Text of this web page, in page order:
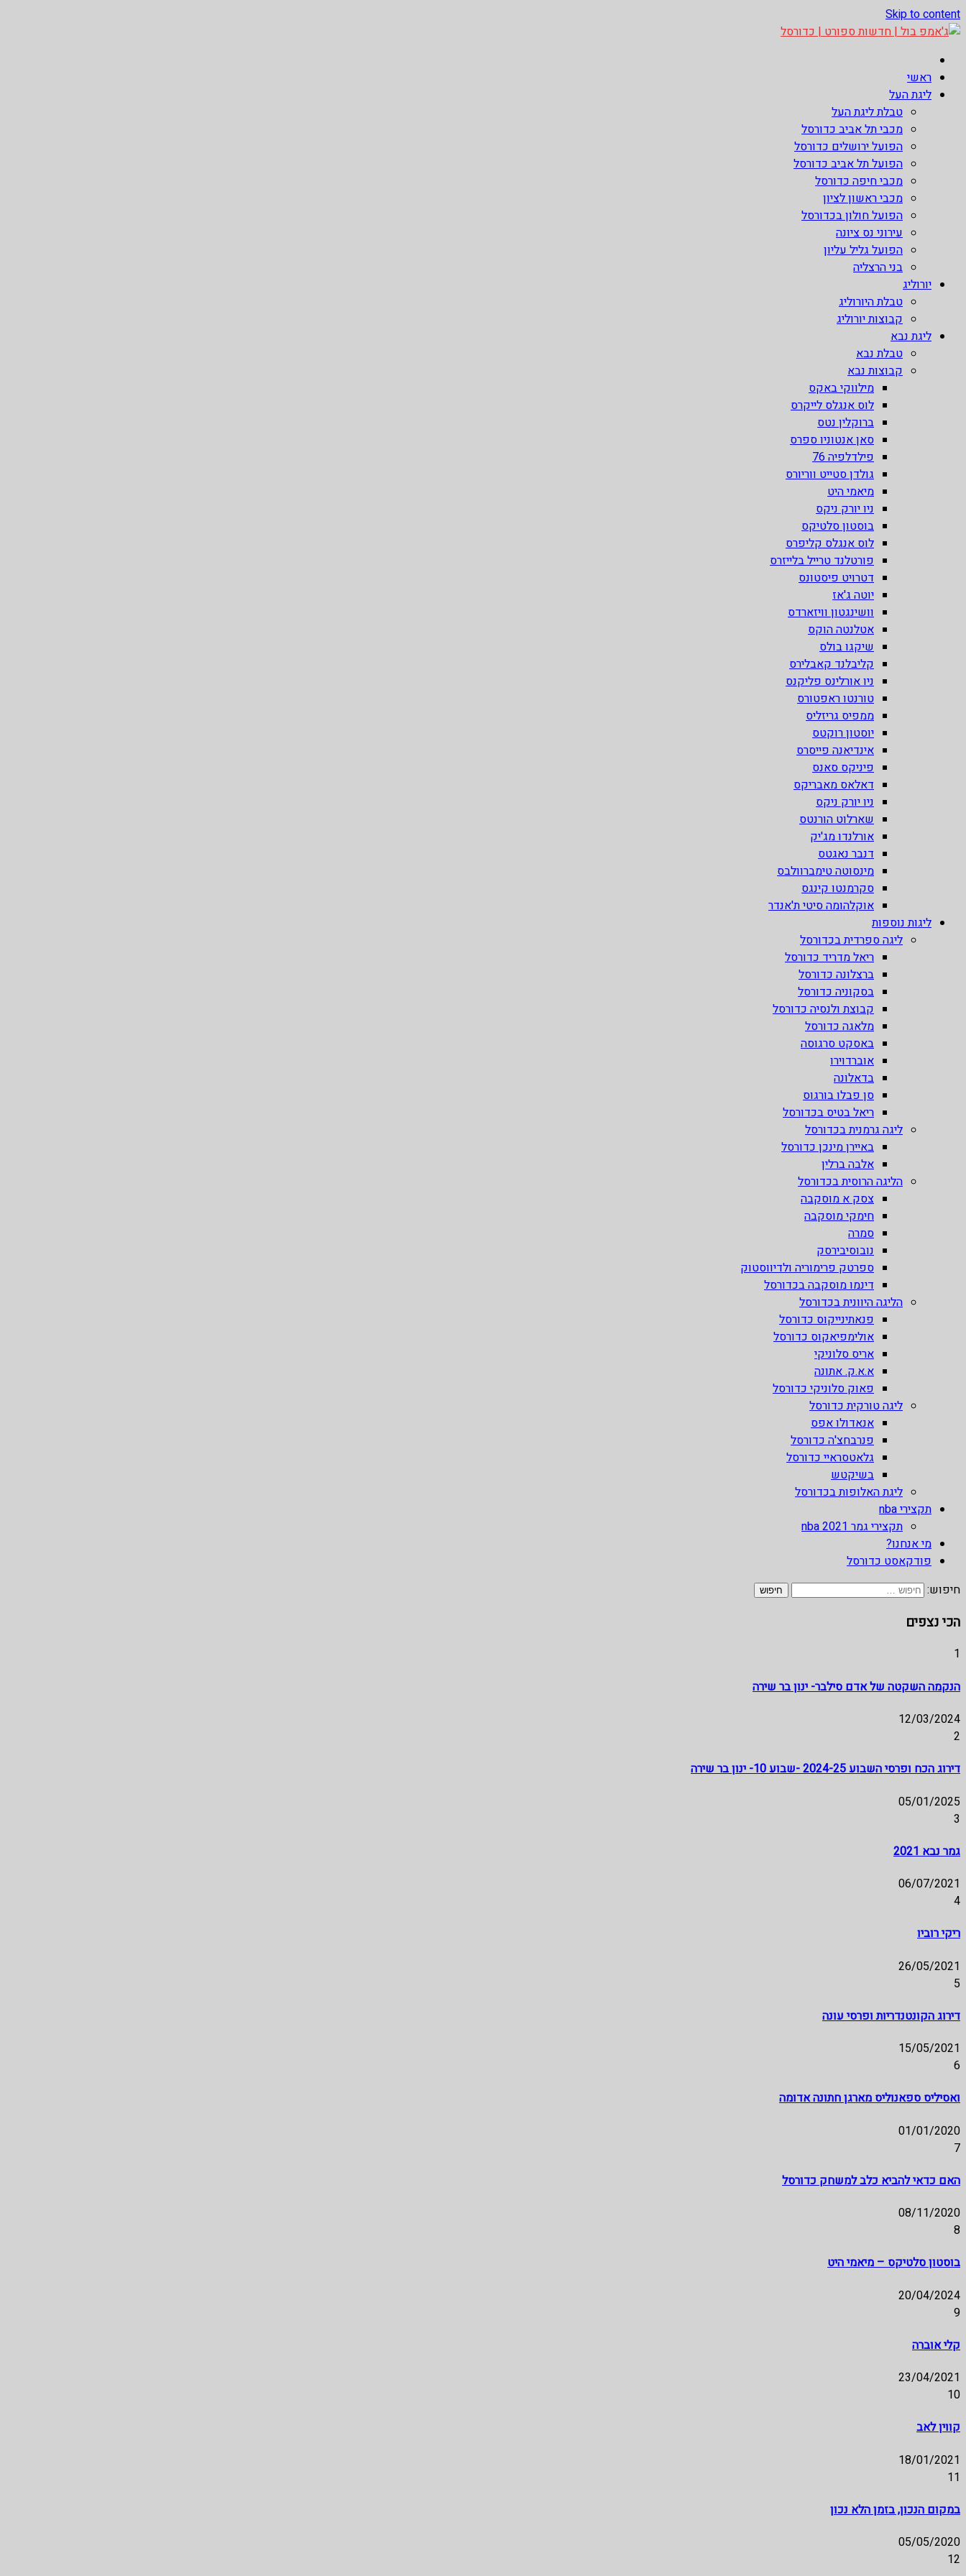
Skip to content
ג'אמפ בול | חדשות ספורט | כדורסל
אתר גאמפ בול ישראל אתר חדשות ספורט כדורסל האתר מסקר את ליגות הכדורסל הטובות בעולם ליגת הנבא, ליגת העל בכדורסל , יורוליג, ועוד. לפרטים היכנסו לאתר >>
ראשי
ליגת העל
טבלת ליגת העל
מכבי תל אביב כדורסל
הפועל ירושלים כדורסל
הפועל תל אביב כדורסל
מכבי חיפה כדורסל
מכבי ראשון לציון
הפועל חולון בכדורסל
עירוני נס ציונה
הפועל גליל עליון
בני הרצליה
יורוליג
טבלת היורוליג
קבוצות יורוליג
ליגת נבא
טבלת נבא
קבוצות נבא
מילווקי באקס
לוס אנגלס לייקרס
ברוקלין נטס
סאן אנטוניו ספרס
פילדלפיה 76
גולדן סטייט ווריורס
מיאמי היט
ניו יורק ניקס
בוסטון סלטיקס
לוס אנגלס קליפרס
פורטלנד טרייל בלייזרס
דטרויט פיסטונס
יוטה ג'אז
וושינגטון וויזארדס
אטלנטה הוקס
שיקגו בולס
קליבלנד קאבלירס
ניו אורלינס פליקנס
טורנטו ראפטורס
ממפיס גריזליס
יוסטון רוקטס
אינדיאנה פייסרס
פיניקס סאנס
דאלאס מאבריקס
ניו יורק ניקס
שארלוט הורנטס
אורלנדו מג'יק
דנבר נאגטס
מינסוטה טימברוולבס
סקרמנטו קינגס
אוקלהומה סיטי ת'אנדר
ליגות נוספות
ליגה ספרדית בכדורסל
ריאל מדריד כדורסל
ברצלונה כדורסל
בסקוניה כדורסל
קבוצת ולנסיה כדורסל
מלאגה כדורסל
באסקט סרגוסה
אוברדוירו
בדאלונה
סן פבלו בורגוס
ריאל בטיס בכדורסל
ליגה גרמנית בכדורסל
באיירן מינכן כדורסל
אלבה ברלין
הליגה הרוסית בכדורסל
צסק א מוסקבה
חימקי מוסקבה
סמרה
נובוסיבירסק
ספרטק פרימוריה ולדיווסטוק
דינמו מוסקבה בכדורסל
הליגה היוונית בכדורסל
פנאתינייקוס כדורסל
אולימפיאקוס כדורסל
אריס סלוניקי
א.א.ק. אתונה
פאוק סלוניקי כדורסל
ליגה טורקית כדורסל
אנאדולו אפס
פנרבחצ'ה כדורסל
גלאטסראיי כדורסל
בשיקטש
ליגת האלופות בכדורסל
תקצירי nba
תקצירי גמר nba 2021
מי אנחנו?
פודקאסט כדורסל
חיפוש:
הכי נצפים
1
הנקמה השקטה של אדם סילבר- ינון בר שירה
12/03/2024
2
דירוג הכח ופרסי השבוע 2024-25 -שבוע 10- ינון בר שירה
05/01/2025
3
גמר נבא 2021
06/07/2021
4
ריקי רוביו
26/05/2021
5
דירוג הקונטנדריות ופרסי עונה
15/05/2021
6
ואסיליס ספאנוליס מארגן חתונה אדומה
01/01/2020
7
האם כדאי להביא כלב למשחק כדורסל
08/11/2020
8
בוסטון סלטיקס – מיאמי היט
20/04/2024
9
קלי אוברה
23/04/2021
10
קווין לאב
18/01/2021
11
במקום הנכון, בזמן הלא נכון
05/05/2020
12